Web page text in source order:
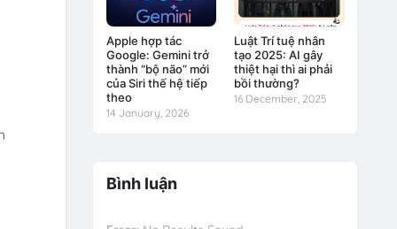
Apple hợp tác
Google: Gemini trở
thành “bộ não” mới
của Siri thế hệ tiếp
theo
14 January, 2026
Luật Trí tuệ nhân
tạo 2025: AI gây
thiệt hại thì ai phải
bồi thường?
16 December, 2025
Bình luận